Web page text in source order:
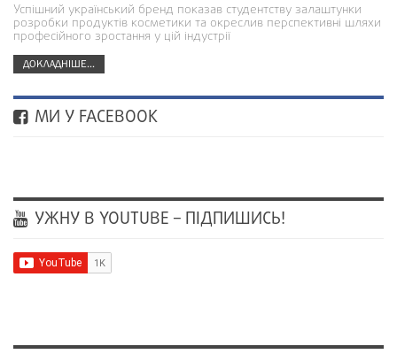
Успішний український бренд показав студентству залаштунки
розробки продуктів косметики та окреслив перспективні шляхи
професійного зростання у цій індустрії
ДОКЛАДНІШЕ...
МИ У FACEBOOK
УЖНУ В YOUTUBE – ПІДПИШИСЬ!